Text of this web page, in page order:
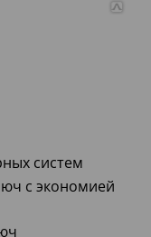
систем
с экономией